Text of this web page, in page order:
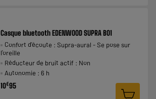
Casque bluetooth EDENWOOD SUPRA B01
Confort d'écoute : Supra-aural - Se pose sur
l'oreille
Réducteur de bruit actif : Non
Autonomie : 6 h
10€95